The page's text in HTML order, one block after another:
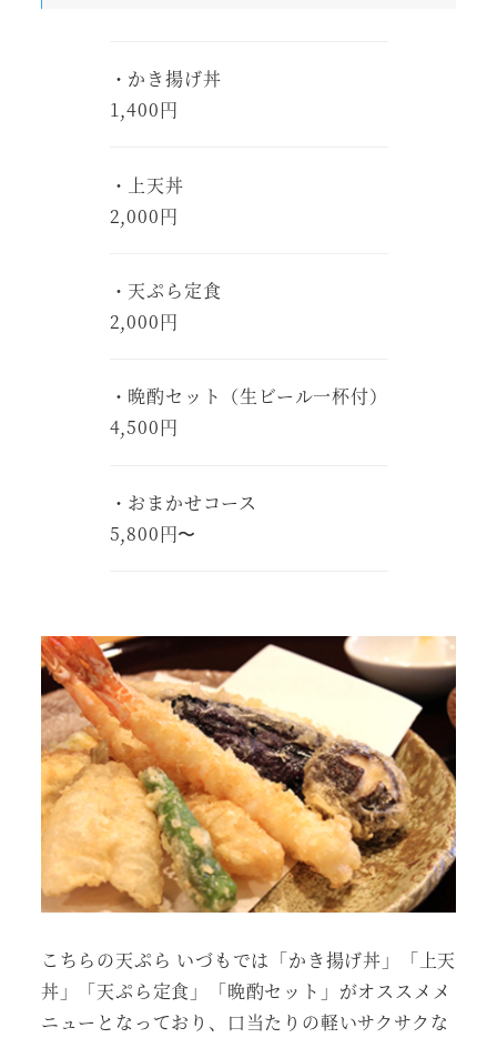
・かき揚げ丼
1,400円
・上天丼
2,000円
・天ぷら定食
2,000円
・晩酌セット（生ビール一杯付）
4,500円
・おまかせコース
5,800円〜
こちらの天ぷら いづもでは「かき揚げ丼」「上天
丼」「天ぷら定食」「晩酌セット」がオススメメ
ニューとなっており、口当たりの軽いサクサクな